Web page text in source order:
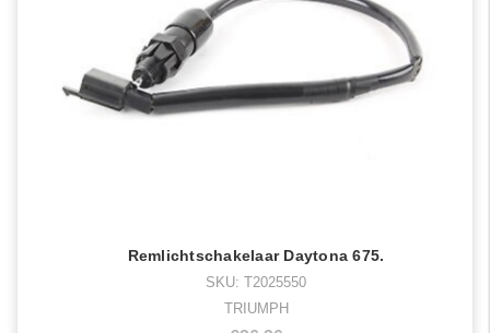
Remlichtschakelaar Daytona 675.
SKU: T2025550
TRIUMPH